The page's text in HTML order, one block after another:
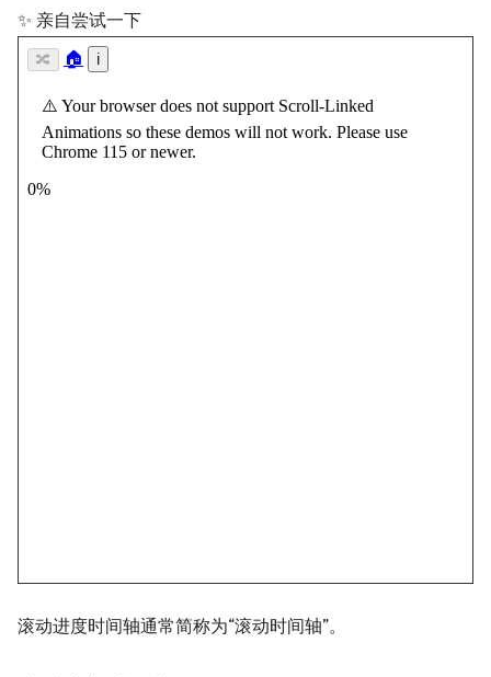
✨ 亲自尝试一下
滚动进度时间轴通常简称为“滚动时间轴”。